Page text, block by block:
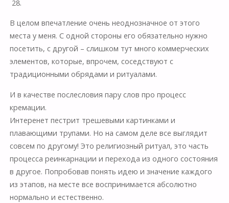
28.
В целом впечатление очень неоднозначное от этого
места у меня. С одной стороны его обязательно нужно
посетить, с другой – слишком тут много коммерческих
элементов, которые, впрочем, соседствуют с
традиционными обрядами и ритуалами.
И в качестве послесловия пару слов про процесс
кремации.
Интеренет пестрит трешевыми картинками и
плавающими трупами. Но на самом деле все выглядит
совсем по другому! Это религиозный ритуал, это часть
процесса реинкарнации и перехода из одного состояния
в другое. Попробовав понять идею и значение каждого
из этапов, на месте все воспринимается абсолютно
нормально и естественно.